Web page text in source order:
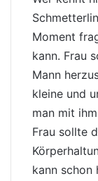
Moment
kann. Frau
Mann
kleine und
man mit
Frau sollte
kann schon